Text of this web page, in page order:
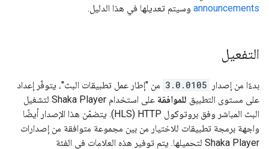
announcements وسيتم تعديلها في هذا الدليل.
التفعيل
بدءًا من إصدار 3.0.0105 من "إطار عمل تطبيقات البث"، يتوفّر إعداد
على مستوى التطبيق للموافقة
على استخدام Shaka Player لتشغيل
البث المباشر وفق بروتوكول HTTP ‏(HLS). يتضمّن هذا الإصدار أيضًا
واجهة برمجة تطبيقات للاختيار من بين مجموعة متوافقة من إصدارات
Shaka Player لتحميلها. يتم توفير هذه العلامات في الفئة